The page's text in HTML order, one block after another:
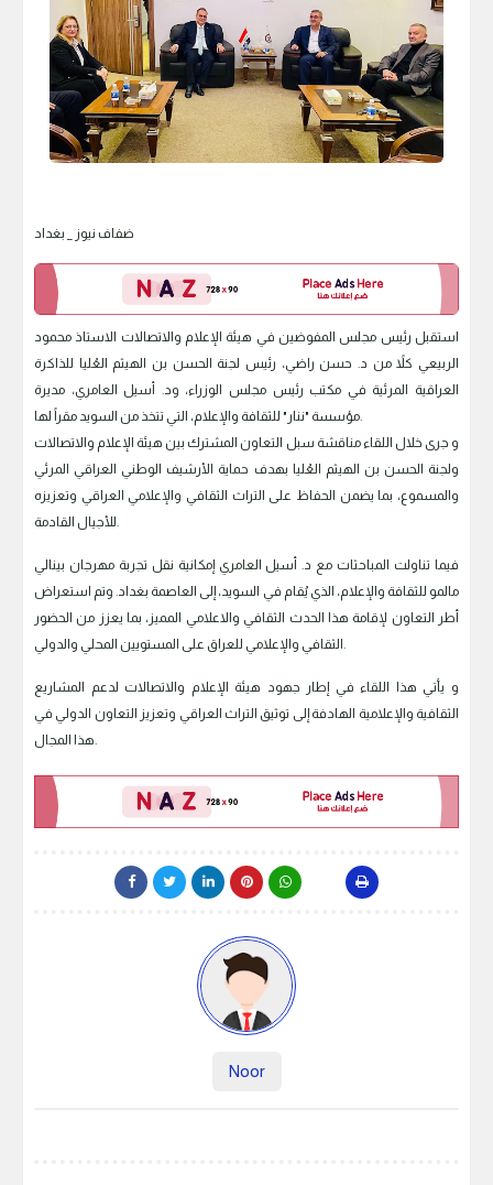
استقبل رئيس مجلس المفوضين في هيئة الإعلام والاتصالات الاستاذ محمود
الربيعي كلاً من د. حسن راضي، رئيس لجنة الحسن بن الهيثم العُليا للذاكرة
العراقية المرئية في مكتب رئيس مجلس الوزراء، ود. أسيل العامري، مديرة
مؤسسة "ننار" للثقافة والإعلام، التي تتخذ من السويد مقراً لها.
و جرى خلال اللقاء مناقشة سبل التعاون المشترك بين هيئة الإعلام والاتصالات
ولجنة الحسن بن الهيثم العُليا بهدف حماية الأرشيف الوطني العراقي المرئي
والمسموع، بما يضمن الحفاظ على التراث الثقافي والإعلامي العراقي وتعزيزه
للأجيال القادمة.
فيما تناولت المباحثات مع د. أسيل العامري إمكانية نقل تجربة مهرجان بينالي
مالمو للثقافة والإعلام، الذي يُقام في السويد، إلى العاصمة بغداد. وتم استعراض
أطر التعاون لإقامة هذا الحدث الثقافي والاعلامي المميز، بما يعزز من الحضور
الثقافي والإعلامي للعراق على المستويين المحلي والدولي.
و يأتي هذا اللقاء في إطار جهود هيئة الإعلام والاتصالات لدعم المشاريع
الثقافية والإعلامية الهادفة إلى توثيق التراث العراقي وتعزيز التعاون الدولي في
هذا المجال.
Noor